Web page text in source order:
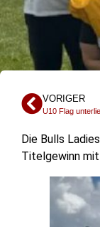
VORIGER
U10 Flag
Die Bulls
Titelgewinn